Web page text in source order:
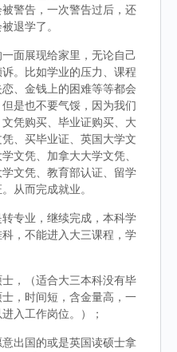
警告，一次警告过后，还
退学了。
面展现给家里，无论自己
。比如学业的压力、课程
、金钱上的困难等等都会
是也不要气馁，因为我们
凭购买、毕业证购买、大
、买毕业证、英国大学文
文凭、加拿大大学文凭、
文凭、教育部认证、留学
从而完成就业。
专业，继续完成，本科学
，不能进入大三课程，学
，（适合大三本科没有毕
，时间短，含金量高，一
入工作岗位。）；
出国的或是英国读硕士拿